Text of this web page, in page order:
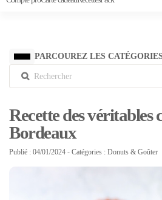
PARCOUREZ LES CATÉGORIES
Recette des véritables
Bordeaux
Publié : 04/01/2024 - Catégories : Donuts & Goûter